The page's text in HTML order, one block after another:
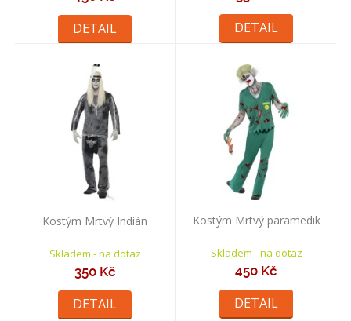
DETAIL DETAIL
Kostým Mrtvý Indián
Skladem - na dotaz
350 Kč
DETAIL
Kostým Mrtvý paramedik
Skladem - na dotaz
450 Kč
DETAIL